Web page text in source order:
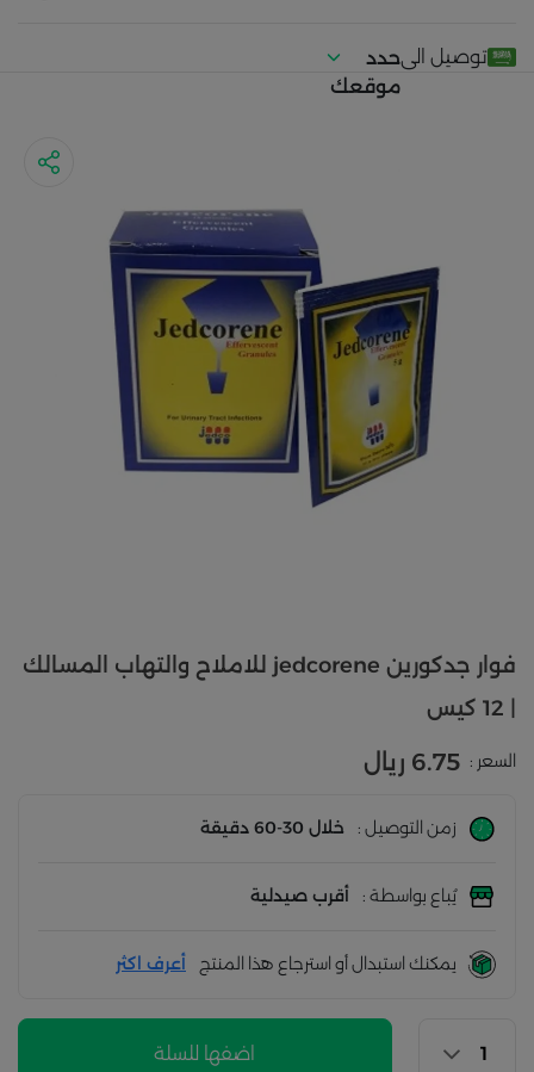
توصيل الىحدد
موقعك
فوار جدكورين jedcorene للاملاح والتهاب المسالك
السعر : 6.75 ريال
زمن التوصيل : خلال 30-60 دقيقة
يُباع بواسطة : أقرب صيدلية
يمكنك استبدال أو استرجاع هذا المنتج أعرف اكثر
اضفها للسلة